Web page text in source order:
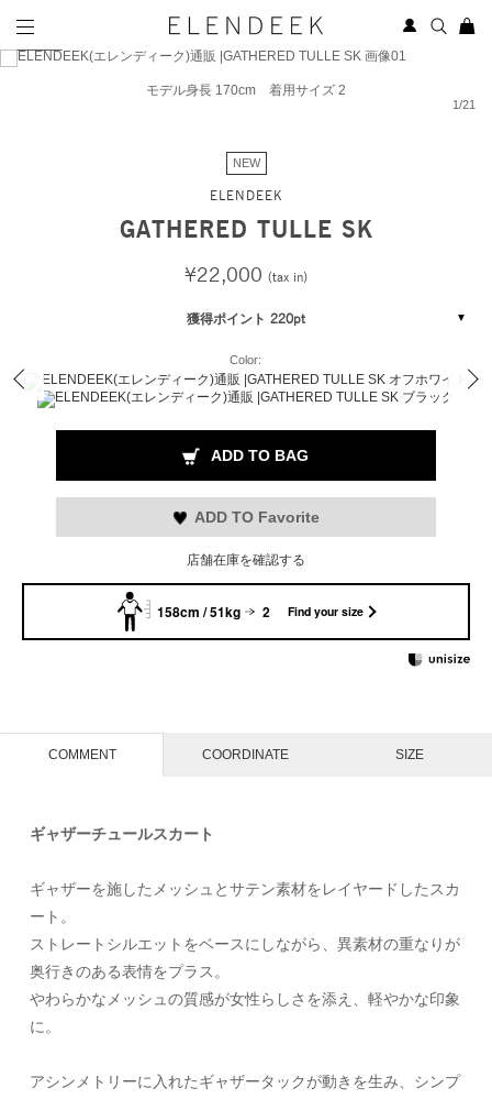
1/21
モデル身長 170cm 着用サイズ 2
NEW
ELENDEEK
GATHERED TULLE SK
¥22,000 (tax in)
獲得ポイント 220pt
Color:
ADD TO BAG
ADD TO Favorite
店舗在庫を確認する
158cm / 51kg 2 Find your size
COMMENT COORDINATE SIZE
ギャザーチュールスカート
ギャザーを施したメッシュとサテン素材をレイヤードしたスカ
ート。
ストレートシルエットをベースにしながら、異素材の重なりが
奥行きのある表情をプラス。
やわらかなメッシュの質感が女性らしさを添え、軽やかな印象
に。
アシンメトリーに入れたギャザータックが動きを生み、シンプ